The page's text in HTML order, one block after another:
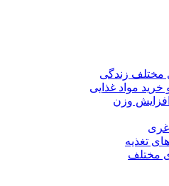
مختلف زندگی
مواد غذایی
وزن
تغذیه
مختلف